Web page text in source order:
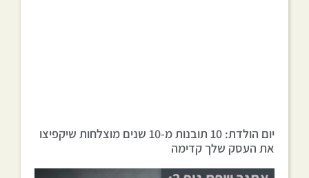
יום הולדת: 10 תובנות מ-10 שנים מוצלחות שיקפיצו
את העסק שלך קדימה